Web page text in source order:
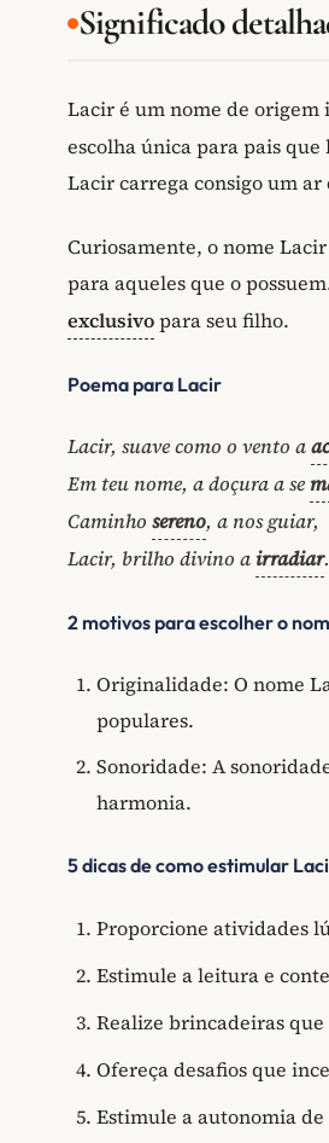
Significado
Lacir é um nome de origem
escolha única para pais
Lacir carrega consigo um ar
Curiosamente, o nome
para aqueles que o
exclusivopara seu filho.
Poema para Lacir
Lacir, suave como o vento a
Em teu nome, a doçura a se
Caminho sereno, a nos guiar,
Lacir, brilho divino airradiar.
2 motivos para escolher o
Originalidade: O nome
populares.
Sonoridade: A
harmonia.
5 dicas de como estimular
Proporcione atividades
Estimule a leitura e
Realize brincadeiras
Ofereça desafios que
Estimule a autonomia